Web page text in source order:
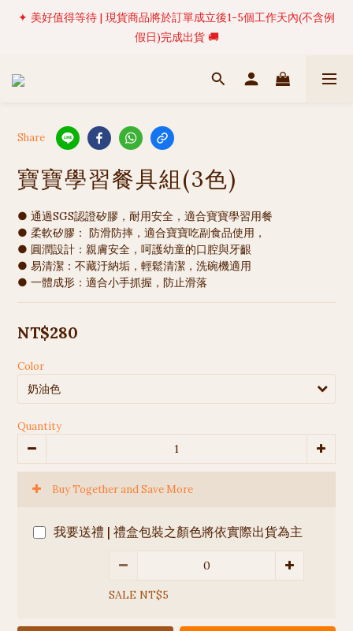
✦ 美好值得等待 | 現貨商品將於訂單成立後1-5個工作天內(不含例
假日)完成出貨 🚚
✦ 美好值得等待 | 現貨商品將於訂單成立後1-5個工作天內(不含例
假日)完成出貨 🚚
✨ Welcome to HESTIA！新朋友專屬見面禮 | 註冊會員即享 $50
🍹 【NEW ARRIVALS 】🌴 熱帶島嶼系列全新上架 | 現貨限量發售
中 ☀️
✦ 美好值得等待 | 現貨商品將於訂單成立後1-5個工作天內(不含例
Share
寶寶學習餐具組(3色)
● 通過SGS認證矽膠，耐用安全，適合寶寶學習用餐
● 柔軟矽膠： 防滑防摔，適合寶寶吃副食品使用，
● 圓潤設計：親膚安全，呵護幼童的口腔與牙齦
● 易清潔：不藏汙納垢，輕鬆清潔，洗碗機適用
● 一體成形：適合小手抓握，防止滑落
NT$280
Color
Quantity
Buy Together and Save More
我要送禮 | 禮盒包裝之顏色將依實際出貨為主
SALE NT$5